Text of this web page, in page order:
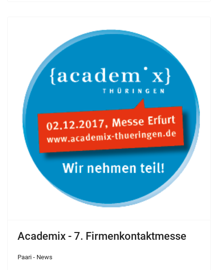
Academix - 7. Firmenkontaktmesse
Paari - News